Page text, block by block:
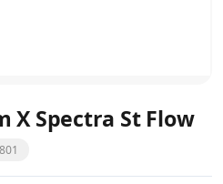
X Spectra St Flow